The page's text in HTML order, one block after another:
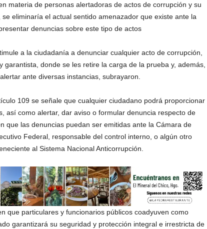
materia de personas alertadoras de actos de corrupción y su
eliminaría el actual sentido amenazador que existe ante la
denuncias sobre este tipo de actos
a la ciudadanía a denunciar cualquier acto de corrupción,
garantista, donde se les retire la carga de la prueba y, además,
ante diversas instancias, subrayaron.
109 se señale que cualquier ciudadano podrá proporcionar
así como alertar, dar aviso o formular denuncia respecto de
que las denuncias puedan ser emitidas ante la Cámara de
Federal, responsable del control interno, o algún otro
al Sistema Nacional Anticorrupción.
que particulares y funcionarios públicos coadyuven como
garantizará su seguridad y protección integral e irrestricta de